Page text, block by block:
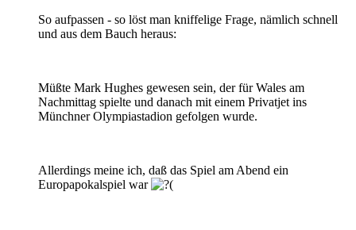
So aufpassen - so löst man kniffelige Frage, nämlich schnell
und aus dem Bauch heraus:
Müßte Mark Hughes gewesen sein, der für Wales am
Nachmittag spielte und danach mit einem Privatjet ins
Münchner Olympiastadion gefolgen wurde.
Allerdings meine ich, daß das Spiel am Abend ein
Europapokalspiel war